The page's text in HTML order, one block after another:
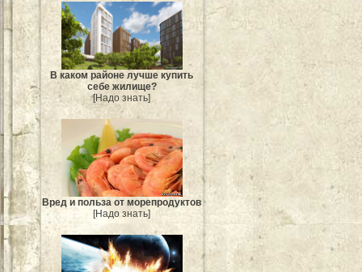
В каком районе лучше купить
себе жилище?
[Надо знать]
Вред и польза от морепродуктов
[Надо знать]